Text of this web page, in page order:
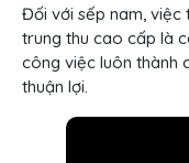
Đối với sếp nam, việc
trung thu cao cấp là
công việc luôn thành
thuận lợi.